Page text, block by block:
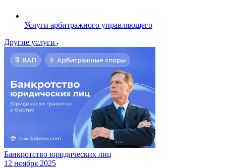
Услуги арбитражного управляющего
Другие услуги
Банкротство юридических лиц
12 ноября 2025